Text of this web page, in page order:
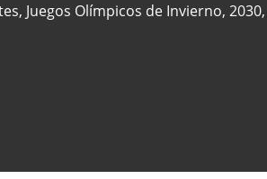
, Juegos Olímpicos de Invierno, 2030,